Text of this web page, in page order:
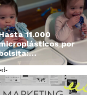
11.000
por
en
la comida para